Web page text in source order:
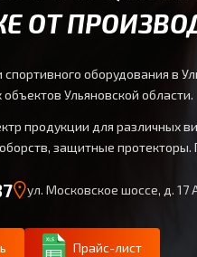
ОТ
оборудования в
Ульяновской области.
продукции для различных
защитные
ул. Московское шоссе, д. 17
Прайс-лист